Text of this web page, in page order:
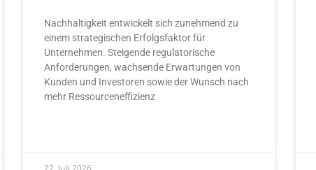
Nachhaltigkeit entwickelt sich zunehmend zu
einem strategischen Erfolgsfaktor für
Unternehmen. Steigende regulatorische
Anforderungen, wachsende Erwartungen von
Kunden und Investoren sowie der Wunsch nach
mehr Ressourceneffizienz